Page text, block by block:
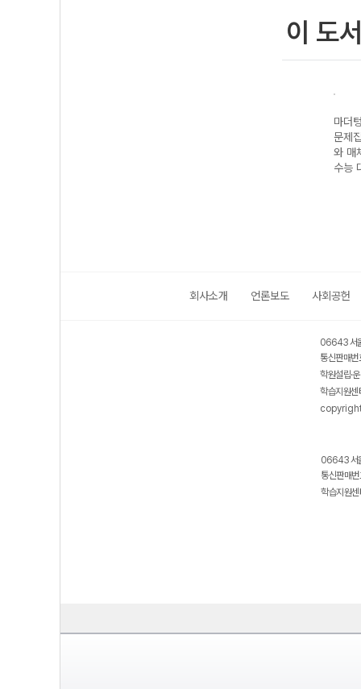
이 도
마더
문제
와 매
수능
회사소개 언론보도 사회공헌
06643 서
통신판매
학원설립·
학습지원
06643 서
통신판매
학습지원